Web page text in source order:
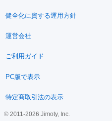
健全化に資する運用方針
運営会社
ご利用ガイド
PC版で表示
特定商取引法の表示
© 2011-2026 Jimoty, Inc.